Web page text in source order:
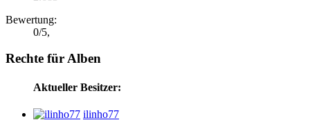
Bewertung:
0/5,
Rechte für Alben
Aktueller Besitzer:
ilinho77